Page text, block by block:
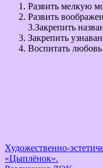
Развить мелкую
Развить
3.Закрепить
Закрепить
Воспитать
Навигация
Художественно-
«Цыплёнок».